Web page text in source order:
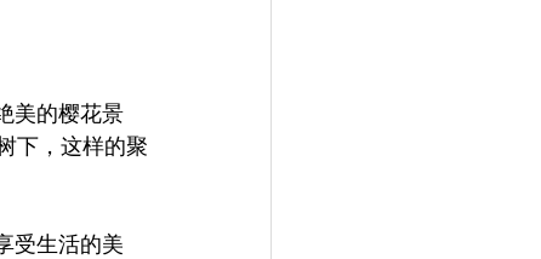
美的樱花景
下，这样的聚
受生活的美